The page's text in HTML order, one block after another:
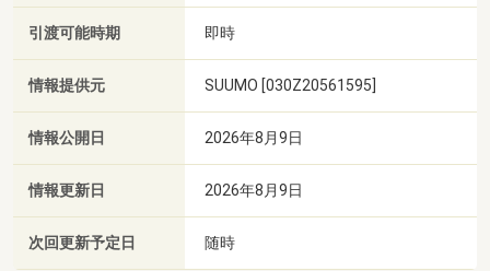
引渡可能時期 即時
情報提供元 SUUMO [030Z20561595]
情報公開日 2026年8月9日
情報更新日 2026年8月9日
次回更新予定日 随時